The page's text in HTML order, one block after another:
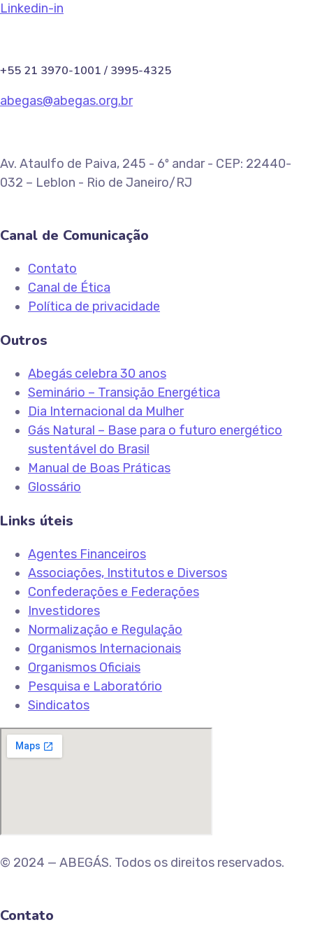
Linkedin-in
+55 21 3970-1001 / 3995-4325
abegas@abegas.org.br
Av. Ataulfo de Paiva, 245 - 6º andar - CEP: 22440-
032 – Leblon - Rio de Janeiro/RJ
Canal de Comunicação
Contato
Canal de Ética
Política de privacidade
Outros
Abegás celebra 30 anos
Seminário – Transição Energética
Dia Internacional da Mulher
Gás Natural – Base para o futuro energético
sustentável do Brasil
Manual de Boas Práticas
Glossário
Links úteis
Agentes Financeiros
Associações, Institutos e Diversos
Confederações e Federações
Investidores
Normalização e Regulação
Organismos Internacionais
Organismos Oficiais
Pesquisa e Laboratório
Sindicatos
© 2024 — ABEGÁS. Todos os direitos reservados.
Contato